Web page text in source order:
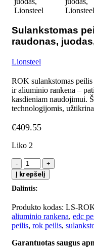
Sulankstomas
raudonas,
Lionsteel
ROK sulankstomas
ir aliuminio rankena –
kasdieniam naudojimui.
technologijomis,
€409.55
Liko 2
produkto
kiekis:
Sulankstomas
peilis
Aluminium,
raudonas,
juodas,
Į krepšelį
Dalintis:
Produkto kodas: LS-
aliuminio rankena, edc
peilis, rok peilis,
Garantuotas saugus